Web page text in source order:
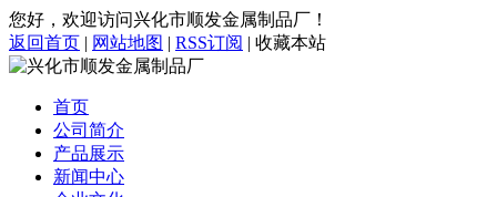
您好，欢迎访问兴化市顺发金属制品厂！
返回首页 | 网站地图 | RSS订阅 | 收藏本站
首页
公司简介
产品展示
新闻中心